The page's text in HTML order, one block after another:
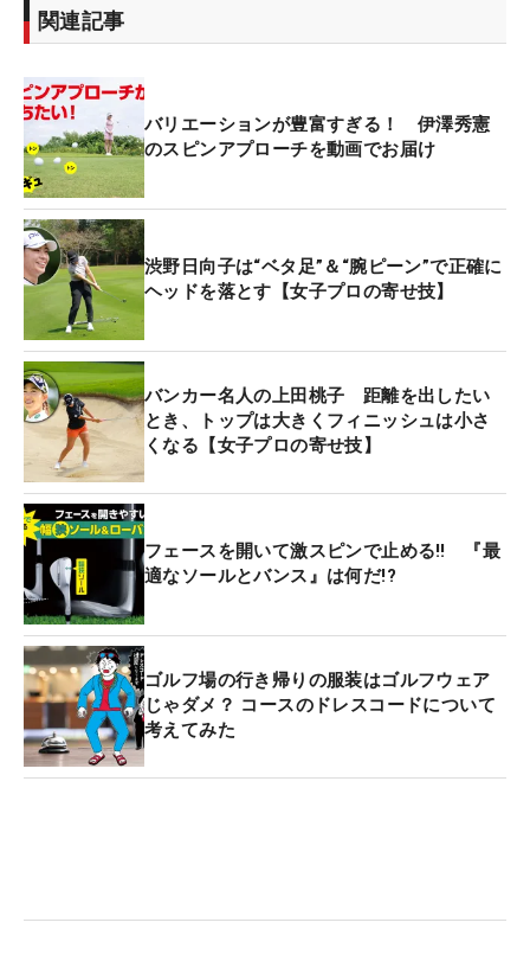
関連記事
バリエーションが豊富すぎる！ 伊澤秀憲
のスピンアプローチを動画でお届け
渋野日向子は“ベタ足”＆“腕ピーン”で正確に
ヘッドを落とす【女子プロの寄せ技】
バンカー名人の上田桃子 距離を出したい
とき、トップは大きくフィニッシュは小さ
くなる【女子プロの寄せ技】
フェースを開いて激スピンで止める‼ 『最
適なソールとバンス』は何だ!?
ゴルフ場の行き帰りの服装はゴルフウェア
じゃダメ？ コースのドレスコードについて
考えてみた